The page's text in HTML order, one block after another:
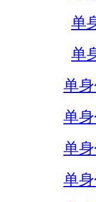
单
单
单
单
单
单